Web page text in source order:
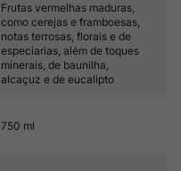
Frutas vermelhas maduras,
como cerejas e framboesas,
notas terrosas, florais e de
especiarias, além de toques
minerais, de baunilha,
alcaçuz e de eucalipto
750 ml